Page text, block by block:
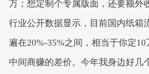
万；想定制个专属版面，还要额
行业公开数据显示，目前国内纸箱
遍在20%-35%之间，相当于你定
中间商赚的差价。今年我身边好几